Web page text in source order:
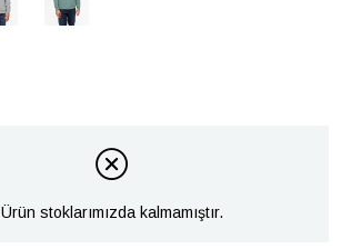
Ürün stoklarımızda kalmamıştır.